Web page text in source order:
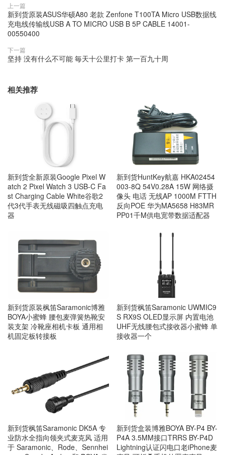
上一篇
新到货原装ASUS华硕A80 老款 Zenfone T100TA Micro USB数据线
充电线传输线USB A TO MICRO USB B 5P CABLE 14001-
00550400
下一篇
坚持 没有什么不可能 毎天十公里打卡 第一百九十周
相关推荐
新到货全新原装Google Pixel W
atch 2 Pixel Watch 3 USB-C Fa
st Charging Cable White谷歌2
代3代手表无线磁吸四触点充电
器
新到货HuntKey航嘉 HKA02454
003-8Q 54V0.28A 15W 网络摄
像头 电话 无线AP 1000M FTTH
反向POE 华为MA5658 H83MR
PP01千M供电宽带数据适配器
新到货原装枫笛Saramonic博雅
BOYA小蜜蜂 腰包麦弹簧热靴安
装支架 冷靴座相机卡板 通用相
机固定板转接板
新到货枫笛Saramonic UWMIC9
S RX9S OLED显示屏 内置电池
UHF无线腰包式接收器小蜜蜂 单
接收器一个
新到货枫笛Saramonic DK5A 专
业防水全指向领夹式麦克风 适用
于 Saramonic、Rode、Sennhei
新到货盒装博雅BOYA BY-P4 BY-
P4A 3.5MM接口TRRS BY-P4D
Lightning认证闪电口老iPhone麦